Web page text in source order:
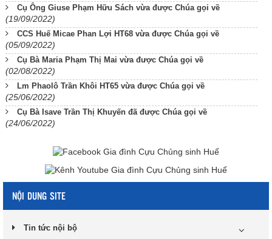
Cụ Ông Giuse Phạm Hữu Sách vừa được Chúa gọi về
(19/09/2022)
CCS Huế Micae Phan Lợi HT68 vừa được Chúa gọi về
(05/09/2022)
Cụ Bà Maria Phạm Thị Mai vừa được Chúa gọi về
(02/08/2022)
Lm Phaolô Trần Khôi HT65 vừa được Chúa gọi về
(25/06/2022)
Cụ Bà Isave Trần Thị Khuyến đã được Chúa gọi về
(24/06/2022)
NỘI DUNG SITE
Tin tức nội bộ